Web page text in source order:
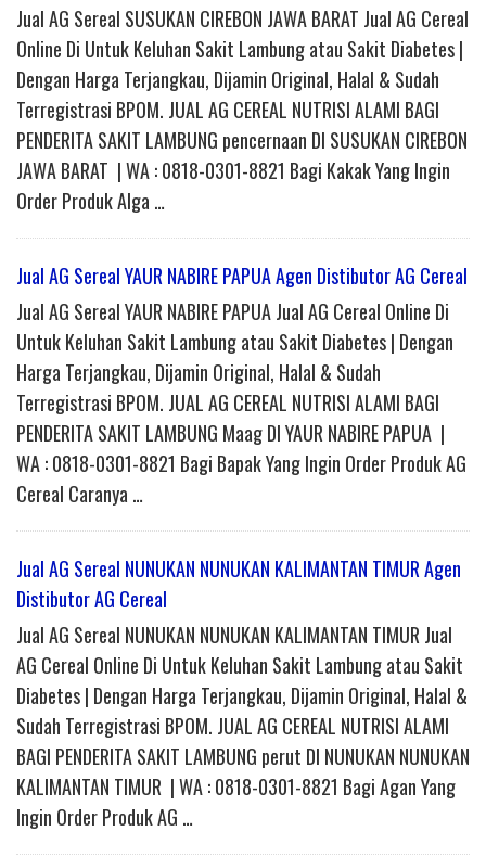
Jual AG Sereal SUSUKAN CIREBON JAWA BARAT Jual AG Cereal
Online Di Untuk Keluhan Sakit Lambung atau Sakit Diabetes |
Dengan Harga Terjangkau, Dijamin Original, Halal & Sudah
Terregistrasi BPOM. JUAL AG CEREAL NUTRISI ALAMI BAGI
PENDERITA SAKIT LAMBUNG pencernaan DI SUSUKAN CIREBON
JAWA BARAT | WA : 0818-0301-8821 Bagi Kakak Yang Ingin
Order Produk Alga …
Jual AG Sereal YAUR NABIRE PAPUA Agen Distibutor AG Cereal
Jual AG Sereal YAUR NABIRE PAPUA Jual AG Cereal Online Di
Untuk Keluhan Sakit Lambung atau Sakit Diabetes | Dengan
Harga Terjangkau, Dijamin Original, Halal & Sudah
Terregistrasi BPOM. JUAL AG CEREAL NUTRISI ALAMI BAGI
PENDERITA SAKIT LAMBUNG Maag DI YAUR NABIRE PAPUA |
WA : 0818-0301-8821 Bagi Bapak Yang Ingin Order Produk AG
Cereal Caranya …
Jual AG Sereal NUNUKAN NUNUKAN KALIMANTAN TIMUR Agen
Distibutor AG Cereal
Jual AG Sereal NUNUKAN NUNUKAN KALIMANTAN TIMUR Jual
AG Cereal Online Di Untuk Keluhan Sakit Lambung atau Sakit
Diabetes | Dengan Harga Terjangkau, Dijamin Original, Halal &
Sudah Terregistrasi BPOM. JUAL AG CEREAL NUTRISI ALAMI
BAGI PENDERITA SAKIT LAMBUNG perut DI NUNUKAN NUNUKAN
KALIMANTAN TIMUR | WA : 0818-0301-8821 Bagi Agan Yang
Ingin Order Produk AG …